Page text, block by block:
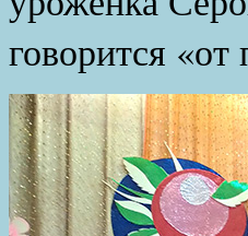
говорится